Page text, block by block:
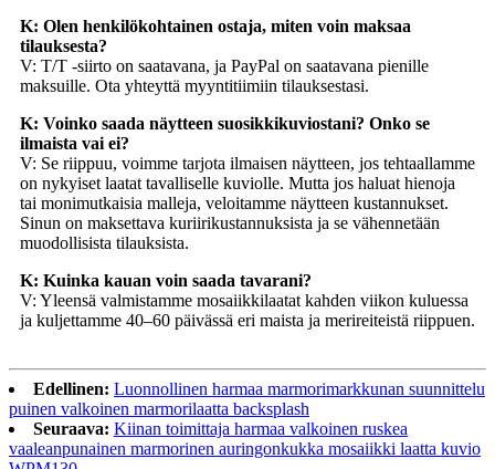
K: Olen henkilökohtainen ostaja, miten voin maksaa
tilauksesta?
V: T/T -siirto on saatavana, ja PayPal on saatavana pienille
maksuille. Ota yhteyttä myyntitiimiin tilauksestasi.
K: Voinko saada näytteen suosikkikuviostani? Onko se
ilmaista vai ei?
V: Se riippuu, voimme tarjota ilmaisen näytteen, jos tehtaallamme
on nykyiset laatat tavalliselle kuviolle. Mutta jos haluat hienoja
tai monimutkaisia ​​malleja, veloitamme näytteen kustannukset.
Sinun on maksettava kuriirikustannuksista ja se vähennetään
muodollisista tilauksista.
K: Kuinka kauan voin saada tavarani?
V: Yleensä valmistamme mosaiikkilaatat kahden viikon kuluessa
ja kuljettamme 40–60 päivässä eri maista ja merireiteistä riippuen.
Edellinen: Luonnollinen harmaa marmorimarkkunan suunnittelu
puinen valkoinen marmorilaatta backsplash
Seuraava: Kiinan toimittaja harmaa valkoinen ruskea
vaaleanpunainen marmorinen auringonkukka mosaiikki laatta kuvio